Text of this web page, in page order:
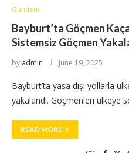
Gündem
Bayburt’ta Göçmen
Sistemsiz Göçmen
by admin June 19, 2025
Bayburt’ta yasa dışı yollarla
yakalandı. Göçmenleri ülkeye
READ MORE